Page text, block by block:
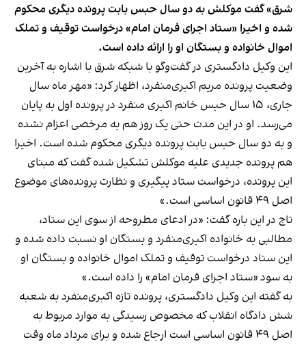
شرق» گفت موکلش به دو سال حبس بابت پرونده دیگری محکوم
شده و اخیرا «ستاد اجرای فرمان امام» درخواست توقیف و تملک
اموال خانواده و بستگان او را ارائه داده است.
این وکیل دادگستری در گفت‌وگو با شبکه شرق با اشاره به آخرین
وضعیت پرونده مریم اکبری‌منفرد، اظهار کرد: «مهر ماه سال
جاری، ۱۵ سال حبس خانم اکبری منفرد در پرونده اول به پایان
می‌رسد. او در این مدت حتی یک روز هم به مرخصی اعزام نشده
و به دو سال حبس بابت پرونده دیگری محکوم شده است. اخیرا
هم پرونده جدیدی علیه موکلش تشکیل شده گفت که مبنای
این پرونده، درخواست ستاد پیگیری و نظارت پرونده‌های موضوع
اصل ۴۹ قانون اساسی است.»
تاج در این باره گفت: «در ادعای مطروحه از سوی این ستاد،
مطالبی به خانواده اکبری‌منفرد و بستگان او نسبت داده شده و
این ستاد درخواست توقیف و تملک اموال خانواده و بستگان او
به سود «ستاد اجرای فرمان امام» را داده است.»
به گفته این وکیل دادگستری، پرونده تازه اکبری‌منفرد به شعبه
شش دادگاه انقلاب که مخصوص رسیدگی به موارد مربوط به
اصل ۴۹ قانون اساسی است ارجاع شده و برای مرداد ماه وقت